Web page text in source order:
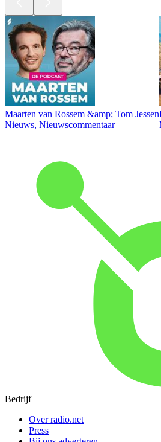
Maarten van Rossem &amp; Tom Jessen
Nieuws, Nieuwscommentaar
Bedrijf
Over radio.net
Press